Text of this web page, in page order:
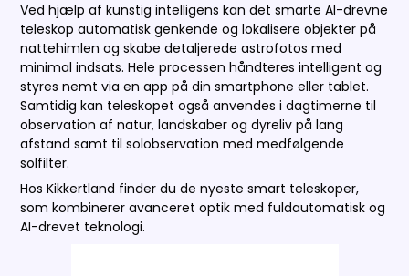
Ved hjælp af kunstig intelligens kan det smarte AI-drevne
teleskop automatisk genkende og lokalisere objekter på
nattehimlen og skabe detaljerede astrofotos med
minimal indsats. Hele processen håndteres intelligent og
styres nemt via en app på din smartphone eller tablet.
Samtidig kan teleskopet også anvendes i dagtimerne til
observation af natur, landskaber og dyreliv på lang
afstand samt til solobservation med medfølgende
solfilter.
Hos Kikkertland finder du de nyeste smart teleskoper,
som kombinerer avanceret optik med fuldautomatisk og
AI-drevet teknologi.